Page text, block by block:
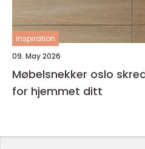
inspiration
09. May 2026
Møbelsnekker oslo skreddersydde løsninger
for hjemmet ditt